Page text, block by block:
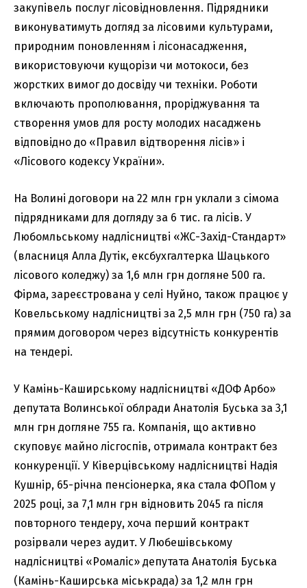
закупівель послуг лісовідновлення. Підрядники
виконуватимуть догляд за лісовими культурами,
природним поновленням і лісонасадження,
використовуючи кущорізи чи мотокоси, без
жорстких вимог до досвіду чи техніки. Роботи
включають прополювання, проріджування та
створення умов для росту молодих насаджень
відповідно до «Правил відтворення лісів» і
«Лісового кодексу України».
На Волині договори на 22 млн грн уклали з сімома
підрядниками для догляду за 6 тис. га лісів. У
Любомльському надлісництві «ЖС-Захід-Стандарт»
(власниця Алла Дутік, ексбухгалтерка Шацького
лісового коледжу) за 1,6 млн грн догляне 500 га.
Фірма, зареєстрована у селі Нуйно, також працює у
Ковельському надлісництві за 2,5 млн грн (750 га) за
прямим договором через відсутність конкурентів
на тендері.
У Камінь-Каширському надлісництві «ДОФ Арбо»
депутата Волинської облради Анатолія Буська за 3,1
млн грн догляне 755 га. Компанія, що активно
скуповує майно лісгоспів, отримала контракт без
конкуренції. У Ківерцівському надлісництві Надія
Кушнір, 65-річна пенсіонерка, яка стала ФОПом у
2025 році, за 7,1 млн грн відновить 2045 га після
повторного тендеру, хоча перший контракт
розірвали через аудит. У Любешівському
надлісництві «Ромаліс» депутата Анатолія Буська
(Камінь-Каширська міськрада) за 1,2 млн грн